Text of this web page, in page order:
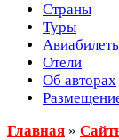
Страны
Туры
Отели
Об авторах
Главная »